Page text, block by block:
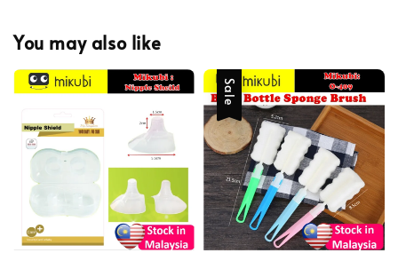
You may also like
Sale